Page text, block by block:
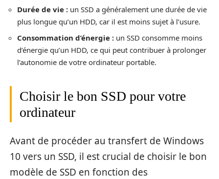
Durée de vie : un SSD a généralement une durée de vie
plus longue qu’un HDD, car il est moins sujet à l’usure.
Consommation d’énergie : un SSD consomme moins
d’énergie qu’un HDD, ce qui peut contribuer à prolonger
l’autonomie de votre ordinateur portable.
Choisir le bon SSD pour votre
ordinateur
Avant de procéder au transfert de Windows
10 vers un SSD, il est crucial de choisir le bon
modèle de SSD en fonction des